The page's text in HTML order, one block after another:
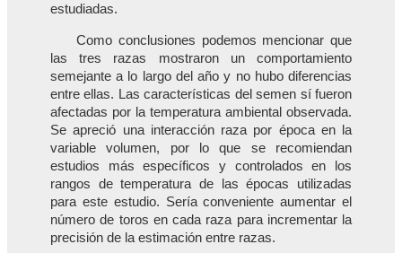
estudiadas.
Como conclusiones podemos mencionar que
las tres razas mostraron un comportamiento
semejante a lo largo del año y no hubo diferencias
entre ellas. Las características del semen sí fueron
afectadas por la temperatura ambiental observada.
Se apreció una interacción raza por época en la
variable volumen, por lo que se recomiendan
estudios más específicos y controlados en los
rangos de temperatura de las épocas utilizadas
para este estudio. Sería conveniente aumentar el
número de toros en cada raza para incrementar la
precisión de la estimación entre razas.